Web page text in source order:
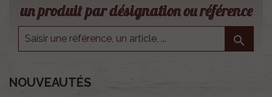
un produit par désignation ou référence

NOUVEAUTÉS